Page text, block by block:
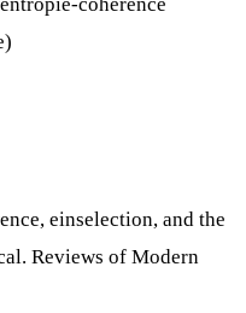
einselection, and the
Reviews of Modern